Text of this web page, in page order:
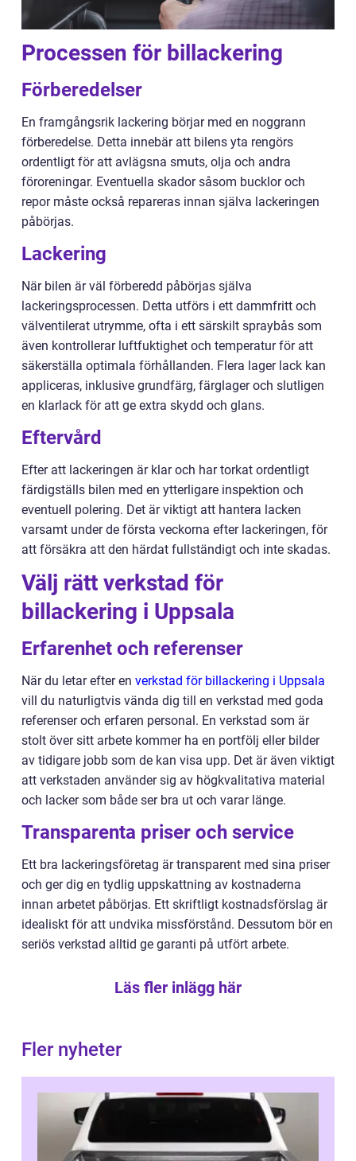
Processen för billackering
Förberedelser
En framgångsrik lackering börjar med en noggrann
förberedelse. Detta innebär att bilens yta rengörs
ordentligt för att avlägsna smuts, olja och andra
föroreningar. Eventuella skador såsom bucklor och
repor måste också repareras innan själva lackeringen
påbörjas.
Lackering
När bilen är väl förberedd påbörjas själva
lackeringsprocessen. Detta utförs i ett dammfritt och
välventilerat utrymme, ofta i ett särskilt spraybås som
även kontrollerar luftfuktighet och temperatur för att
säkerställa optimala förhållanden. Flera lager lack kan
appliceras, inklusive grundfärg, färglager och slutligen
en klarlack för att ge extra skydd och glans.
Eftervård
Efter att lackeringen är klar och har torkat ordentligt
färdigställs bilen med en ytterligare inspektion och
eventuell polering. Det är viktigt att hantera lacken
varsamt under de första veckorna efter lackeringen, för
att försäkra att den härdat fullständigt och inte skadas.
Välj rätt verkstad för
billackering i Uppsala
Erfarenhet och referenser
När du letar efter en verkstad för billackering i Uppsala
vill du naturligtvis vända dig till en verkstad med goda
referenser och erfaren personal. En verkstad som är
stolt över sitt arbete kommer ha en portfölj eller bilder
av tidigare jobb som de kan visa upp. Det är även viktigt
att verkstaden använder sig av högkvalitativa material
och lacker som både ser bra ut och varar länge.
Transparenta priser och service
Ett bra lackeringsföretag är transparent med sina priser
och ger dig en tydlig uppskattning av kostnaderna
innan arbetet påbörjas. Ett skriftligt kostnadsförslag är
idealiskt för att undvika missförstånd. Dessutom bör en
seriös verkstad alltid ge garanti på utfört arbete.
Läs fler inlägg här
Fler nyheter